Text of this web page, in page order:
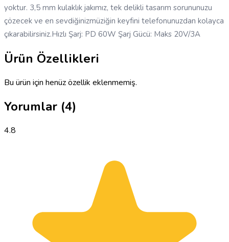
yoktur. 3,5 mm kulaklık jakımız, tek delikli tasarım sorununuzu
çözecek ve en sevdiğinizmüziğin keyfini telefonunuzdan kolayca
çıkarabilirsiniz.Hızlı Şarj: PD 60W Şarj Gücü: Maks 20V/3A
Ürün Özellikleri
Bu ürün için henüz özellik eklenmemiş.
Yorumlar (4)
4.8